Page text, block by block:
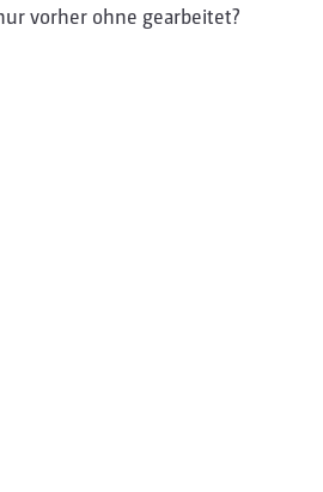
vorher ohne gearbeitet?